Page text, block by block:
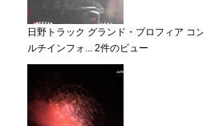
日野トラック グランド・プロフィア コ
ルチインフォ... 2件のビュー